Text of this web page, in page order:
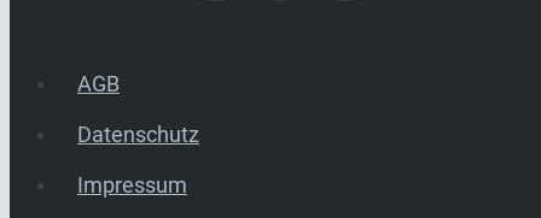
AGB
Datenschutz
Impressum